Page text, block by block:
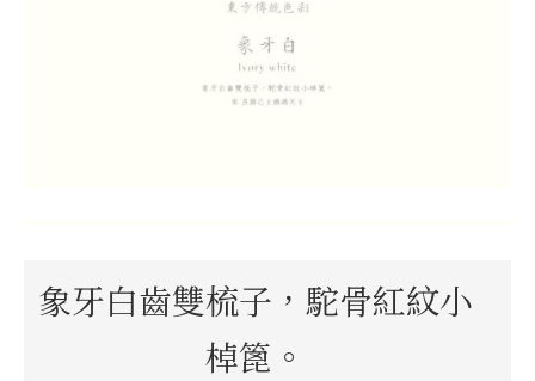
象牙白齒雙梳子，駝骨紅紋小
棹篦。